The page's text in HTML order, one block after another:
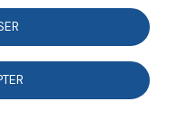
utiles